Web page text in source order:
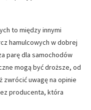
to między innymi
hamulcowych w dobrej
parę dla samochodów
mogą być droższe, od
zwrócić uwagę na opinie
producenta, która